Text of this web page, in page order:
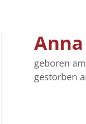
geboren
gestorben